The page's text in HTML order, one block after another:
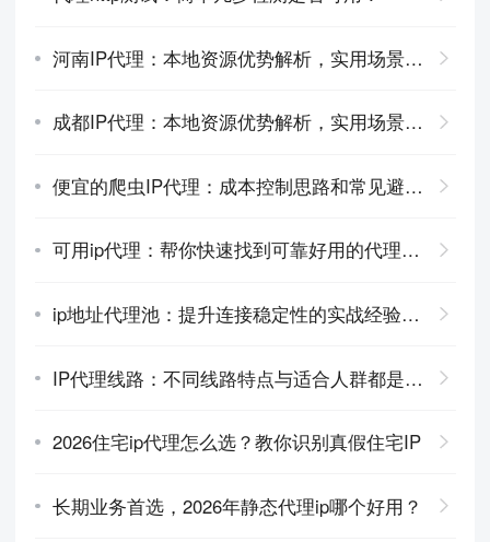
河南IP代理：本地资源优势解析，实用场景分享
成都IP代理：本地资源优势解析，实用场景分享
便宜的爬虫IP代理：成本控制思路和常见避坑指南
可用ip代理：帮你快速找到可靠好用的代理资源
ip地址代理池：提升连接稳定性的实战经验分享
IP代理线路：不同线路特点与适合人群都是什么
2026住宅ip代理怎么选？教你识别真假住宅IP
长期业务首选，2026年静态代理ip哪个好用？